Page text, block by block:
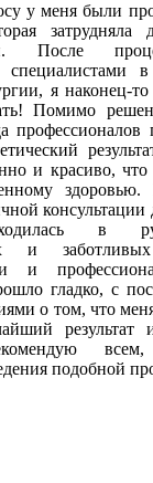
у меня были
После
в
я наконец-
Помимо
и красиво,
в
и
и
гладко, с
о том, что
подобной